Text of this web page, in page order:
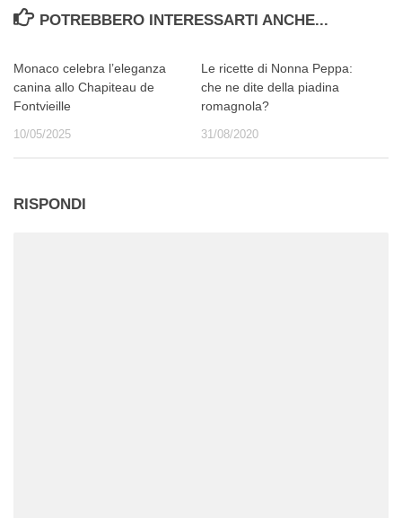
POTREBBERO INTERESSARTI ANCHE...
Monaco celebra l’eleganza
canina allo Chapiteau de
Fontvieille
10/05/2025
Le ricette di Nonna Peppa:
che ne dite della piadina
romagnola?
31/08/2020
RISPONDI